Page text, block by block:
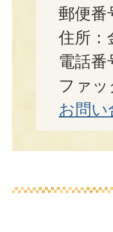
郵便
住所：
電話
ファ
お問